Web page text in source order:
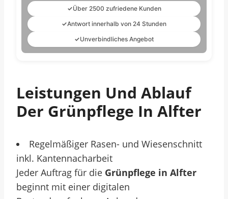
✓Über 2500 zufriedene Kunden
✓Antwort innerhalb von 24 Stunden
✓Unverbindliches Angebot
Leistungen Und Ablauf
Der Grünpflege In Alfter
Regelmäßiger Rasen- und Wiesen­schnitt
inkl. Kantennacharbeit
Jeder Auftrag für die Grünpflege in Alfter
beginnt mit einer digitalen